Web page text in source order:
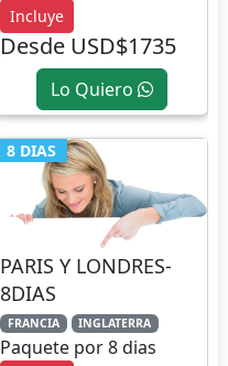
Incluye
Desde USD$1735
Lo Quiero
8 DIAS
PARIS Y LONDRES-
8DIAS
FRANCIA INGLATERRA
Paquete por 8 dias